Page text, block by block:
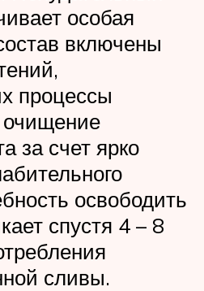
особая
включены
процессы
за счет ярко
освободить
спустя 4 – 8
сливы.